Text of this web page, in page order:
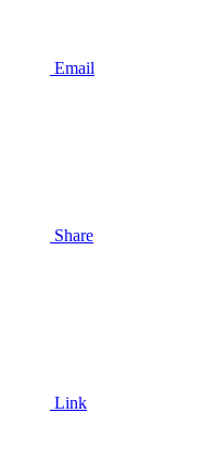
Email
Share
Link